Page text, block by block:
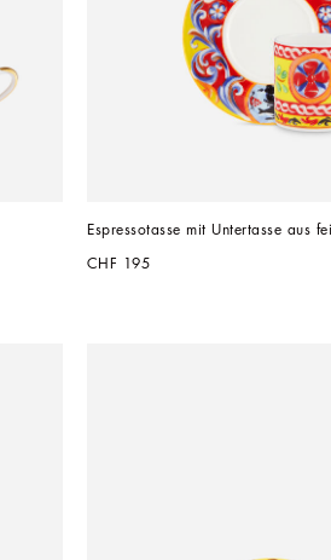
Espressotasse mit Untertasse aus
CHF 195